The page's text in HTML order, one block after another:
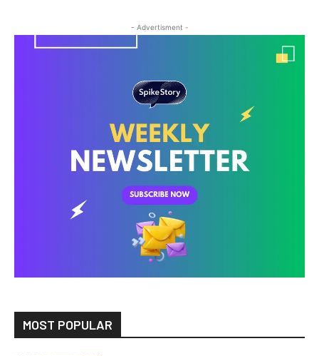
- Advertisment -
MOST POPULAR